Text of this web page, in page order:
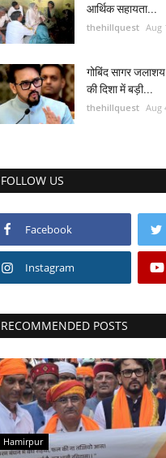
आर्थिक सहायता...
thehillquest Aug
गोबिंद सागर
की दिशा में बड़ी...
thehillquest Aug
FOLLOW US
Facebook
Instagram
RECOMMENDED POSTS
Hamirpur